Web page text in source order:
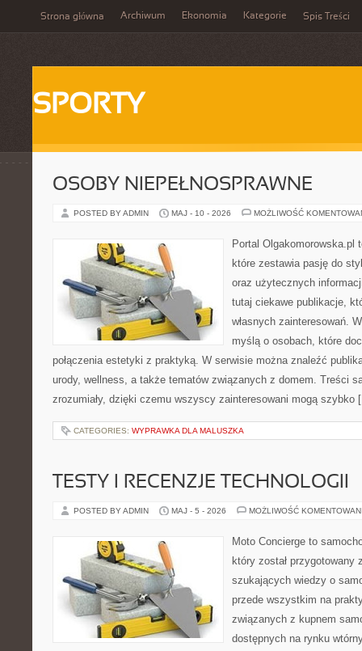
Strona główna Archiwum Ekonomia Kategorie Spis Treści
SPORTY
OSOBY NIEPEŁNOSPRAWNE
POSTED BY ADMIN MAJ - 10 - 2026 MOŻLIWOŚĆ
Portal Olgakomorowska.pl
które zestawia pasję do
oraz użytecznych
tutaj ciekawe publikacje,
własnych zainteresowań.
myślą o osobach, które
połączenia estetyki z praktyką. W serwisie można znaleźć
urody, wellness, a także tematów związanych z domem. Treści
zrozumiały, dzięki czemu wszyscy zainteresowani mogą szybko
CATEGORIES: WYPRAWKA DLA MALUSZKA
TESTY I RECENZJE TECHNOLOGII
POSTED BY ADMIN MAJ - 5 - 2026 MOŻLIWOŚĆ
Moto Concierge to
który został przygotowany
szukających wiedzy o
przede wszystkim na
związanych z kupnem
dostępnych na rynku